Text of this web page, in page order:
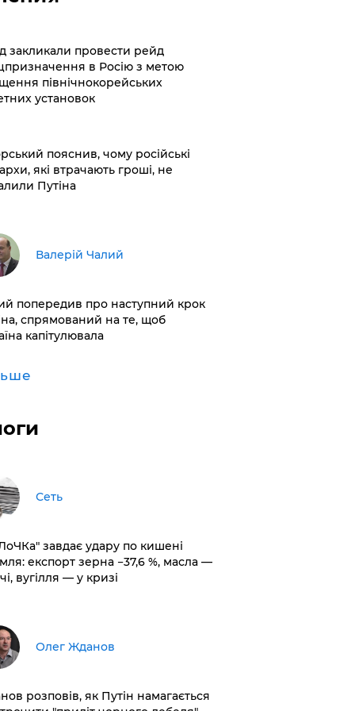
закликали провести рейд
в Росію з метою
північнокорейських
установок
пояснив, чому російські
які втрачають гроші, не
Путіна
Валерій Чалий
попередив про наступний крок
спрямований на те, щоб
капітулювала
Сеть
завдає удару по кишені
експорт зерна −37,6 %, масла —
вугілля — у кризі
Олег Жданов
розповів, як Путін намагається